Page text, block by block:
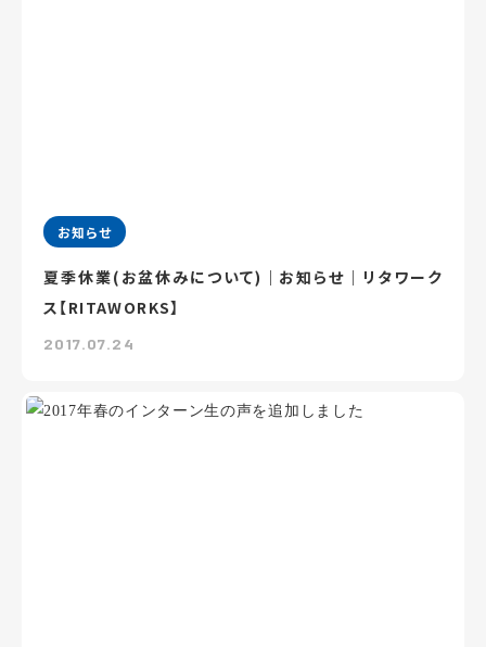
お知らせ
夏季休業(お盆休みについて)｜お知らせ｜リタワーク
ス【RITAWORKS】
2017.07.24